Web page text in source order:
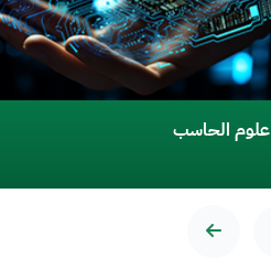
الفيزياء